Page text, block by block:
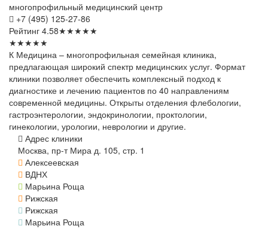
многопрофильный медицинский центр
+7 (495) 125-27-86
Рейтинг 4.58★★★★★
★★★★★
К Медицина – многопрофильная семейная клиника,
предлагающая широкий спектр медицинских услуг. Формат
клиники позволяет обеспечить комплексный подход к
диагностике и лечению пациентов по 40 направлениям
современной медицины. Открыты отделения флебологии,
гастроэнтерологии, эндокринологии, проктологии,
гинекологии, урологии, неврологии и другие.
Адрес клиники
Москва, пр-т Мира д. 105, стр. 1
Алексеевская
ВДНХ
Марьина Роща
Рижская
Рижская
Марьина Роща